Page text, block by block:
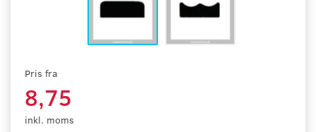
Pris fra
8,75
inkl. moms